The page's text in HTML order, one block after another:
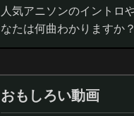
人気アニソンのイントロ
なたは何曲わかりますか？
おもしろい動画